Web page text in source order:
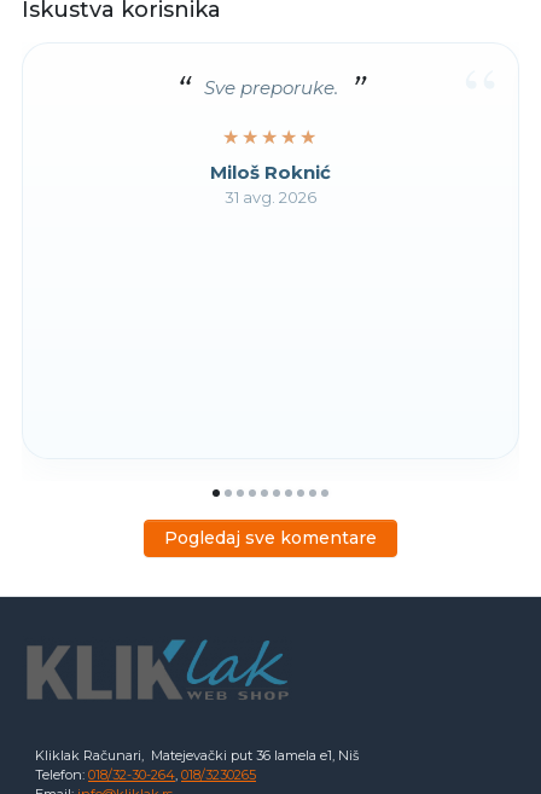
Iskustva korisnika
Sve preporuke.
★★★★★
★★★★★
Miloš Roknić
31 avg. 2026
Pogledaj sve komentare
Kliklak Računari, Matejevački put 36 lamela e1, Niš
Telefon: 018/32-30-264 018/3230265